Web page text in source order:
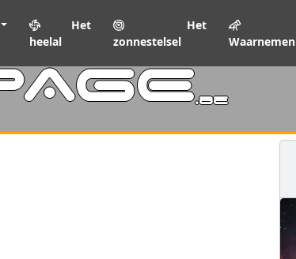
Het
heelal
Het
zonnestelsel
Waarnemen
.be